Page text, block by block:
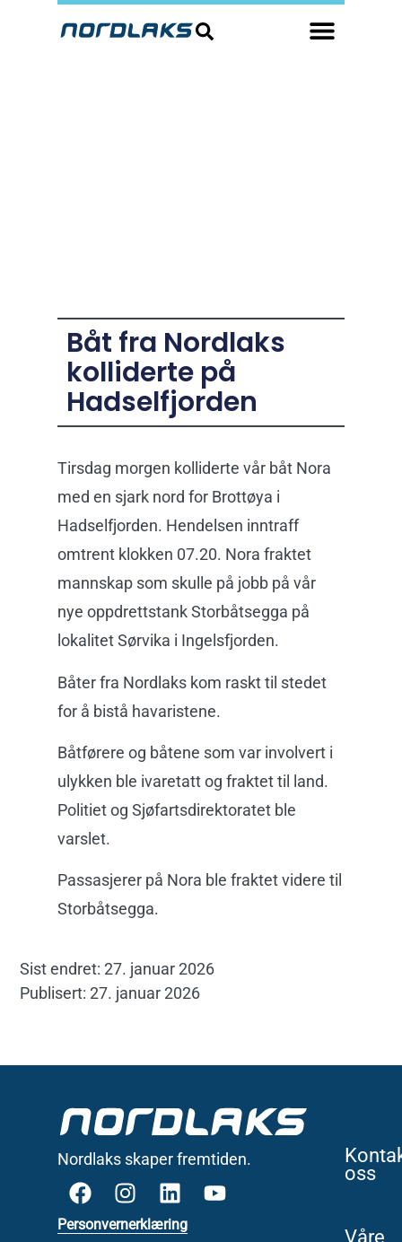
Båt fra Nordlaks
kolliderte på
Hadselfjorden
Tirsdag morgen kolliderte vår båt Nora
med en sjark nord for Brottøya i
Hadselfjorden. Hendelsen inntraff
omtrent klokken 07.20. Nora fraktet
mannskap som skulle på jobb på vår
nye oppdrettstank Storbåtsegga på
lokalitet Sørvika i Ingelsfjorden.
Båter fra Nordlaks kom raskt til stedet
for å bistå havaristene.
Båtførere og båtene som var involvert i
ulykken ble ivaretatt og fraktet til land.
Politiet og Sjøfartsdirektoratet ble
varslet.
Passasjerer på Nora ble fraktet videre til
Storbåtsegga.
Sist endret: 27. januar 2026
Publisert: 27. januar 2026
Nordlaks skaper fremtiden.
Personvernerklæring
oss
Våre